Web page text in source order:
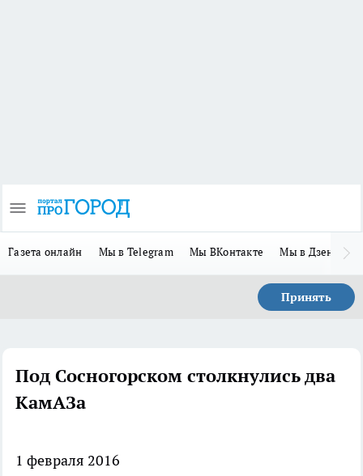
Газета онлайн Мы в Telegram Мы ВКонтакте Мы в Дзене
Принять
Под Сосногорском столкнулись два
КамАЗа
1 февраля 2016